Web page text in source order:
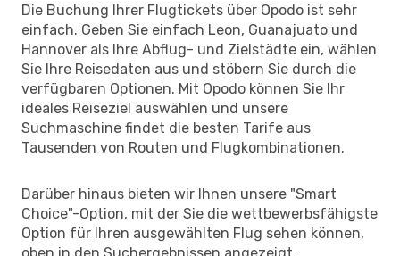
Die Buchung Ihrer Flugtickets über Opodo ist sehr
einfach. Geben Sie einfach Leon, Guanajuato und
Hannover als Ihre Abflug- und Zielstädte ein, wählen
Sie Ihre Reisedaten aus und stöbern Sie durch die
verfügbaren Optionen. Mit Opodo können Sie Ihr
ideales Reiseziel auswählen und unsere
Suchmaschine findet die besten Tarife aus
Tausenden von Routen und Flugkombinationen.
Darüber hinaus bieten wir Ihnen unsere "Smart
Choice"-Option, mit der Sie die wettbewerbsfähigste
Option für Ihren ausgewählten Flug sehen können,